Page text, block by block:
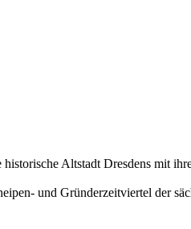
Altstadt Dresdens mit
und Gründerzeitviertel der